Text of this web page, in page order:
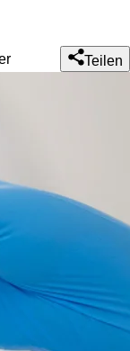
Teilen